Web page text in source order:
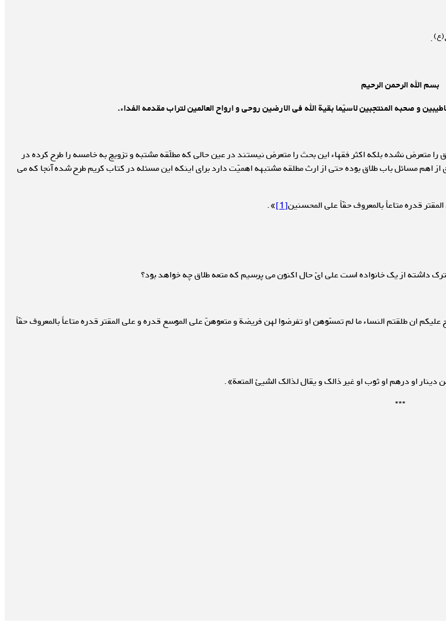
(ع).
بسم الله الرحمن الرحیم
و صحبه المنتجبین لاسیّما بقیة الله فی الارضین روحی و ارواح العالمین لتراب مقدمه الفداء.
را متعرض نشده بلکه اکثر فقهاء این بحث را متعرض نیستند در عین حالی که مطلّقه مشتبه و تزویج به خامسه را طرح کرده در
اهم مسائل باب طلاق بوده حتی از ارث مطلقه مشتبهه اهمیّت دارد برای اینکه این مسئله در کتاب کریم طرح شده آنجا که می
قدره متاعاً بالمعروف حقّاً علی المحسنین[1]
».
داشته از یک خانواده است علی ایّ حال اکنون می پرسیم که متعه طلاق چه خواهد بود؟
علیکم ان طلقتم النساء ما لم تمسّوهن او تفرضوا لهن فریضة و متعوهنّ علی الموسع قدره و علی المقتر قدره متاعاً بالمعروف حقّاً
دینار او درهم او ثوب او غیر ذالک و یقال لذالک الشیئ المتعة».
***